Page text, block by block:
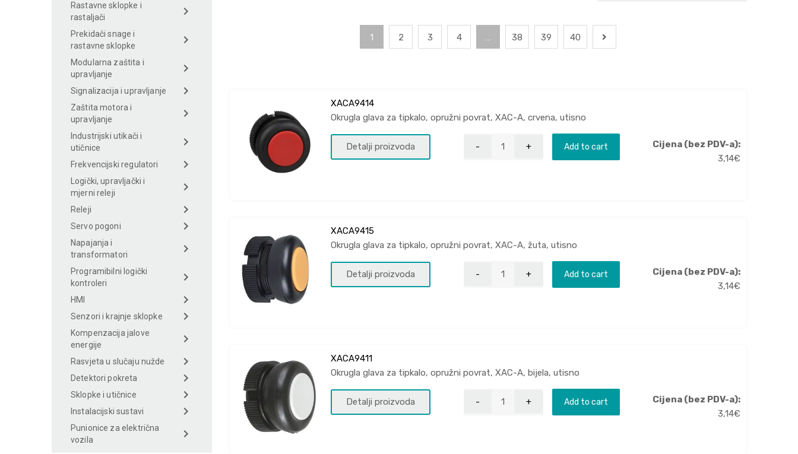
1 2 3 4 38 39 40
XACA9414
Okrugla glava za tipkalo, opružni povrat, XAC-A, crvena, utisno
Detalji proizvoda Add to cart
Cijena (bez PDV-a):
3,14€
XACA9415
Okrugla glava za tipkalo, opružni povrat, XAC-A, žuta, utisno
Detalji proizvoda Add to cart
Cijena (bez PDV-a):
3,14€
XACA9411
Okrugla glava za tipkalo, opružni povrat, XAC-A, bijela, utisno
Detalji proizvoda Add to cart
Cijena (bez PDV-a):
3,14€
Rastavne sklopke i
rastaljači
Prekidači snage i
rastavne sklopke
Modularna zaštita i
upravljanje
Signalizacija i upravljanje
Zaštita motora i
upravljanje
Industrijski utikači i
utičnice
Frekvencijski regulatori
Logički, upravljački i
mjerni releji
Releji
Servo pogoni
Napajanja i
transformatori
Programibilni logički
kontroleri
HMI
Senzori i krajnje sklopke
Kompenzacija jalove
energije
Rasvjeta u slučaju nužde
Detektori pokreta
Sklopke i utičnice
Instalacijski sustavi
Punionice za električna
vozila